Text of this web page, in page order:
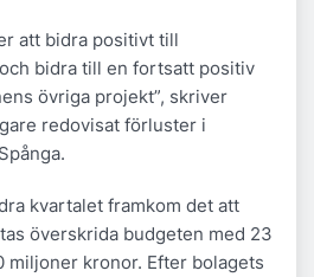
att bidra positivt till
bidra till en fortsatt positiv
övriga projekt”, skriver
redovisat förluster i
kvartalet framkom det att
överskrida budgeten med 23
miljoner kronor. Efter bolagets